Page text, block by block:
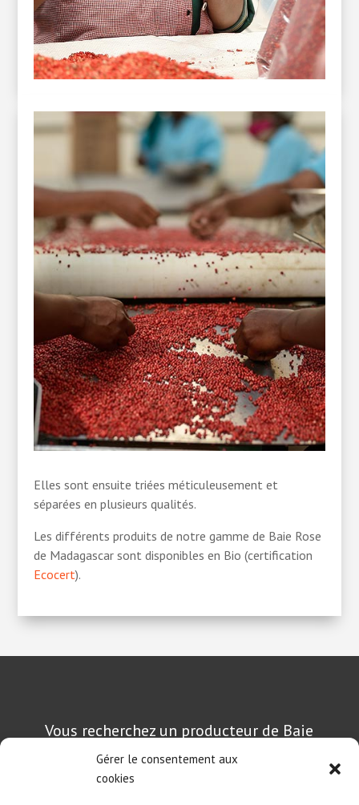
Gérer le consentement aux
cookies
Elles sont ensuite triées méticuleusement et
séparées en plusieurs qualités.
Les différents produits de notre gamme de Baie Rose
de Madagascar sont disponibles en Bio (certification
Ecocert).
Vous recherchez un producteur de Baie
Rose de Madagascar ? Vous souhaitez des
informations ou un devis ?